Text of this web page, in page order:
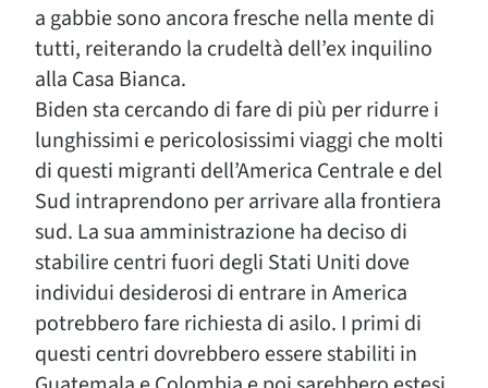
a gabbie sono ancora fresche nella mente di
tutti, reiterando la crudeltà dell’ex inquilino
alla Casa Bianca.
Biden sta cercando di fare di più per ridurre i
lunghissimi e pericolosissimi viaggi che molti
di questi migranti dell’America Centrale e del
Sud intraprendono per arrivare alla frontiera
sud. La sua amministrazione ha deciso di
stabilire centri fuori degli Stati Uniti dove
individui desiderosi di entrare in America
potrebbero fare richiesta di asilo. I primi di
questi centri dovrebbero essere stabiliti in